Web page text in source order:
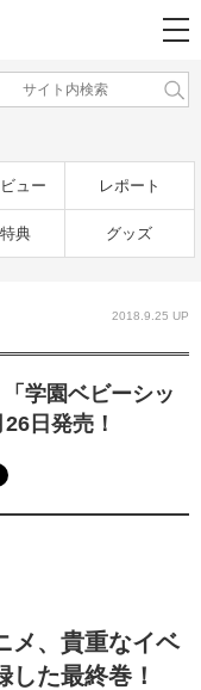
ュー レポート
典 グッズ
2018.9.25 UP
学園ベビーシッ
日発売！
メ、貴重なイベ
た最終巻！